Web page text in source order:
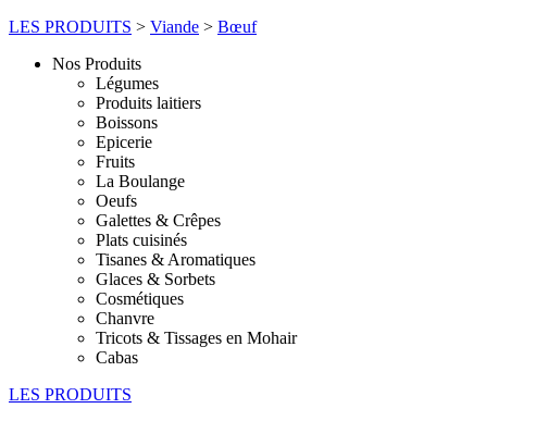
LES PRODUITS > Viande > Bœuf
Nos Produits
Légumes
Produits laitiers
Boissons
Epicerie
Fruits
La Boulange
Oeufs
Galettes & Crêpes
Plats cuisinés
Tisanes & Aromatiques
Glaces & Sorbets
Cosmétiques
Chanvre
Tricots & Tissages en Mohair
Cabas
LES PRODUITS